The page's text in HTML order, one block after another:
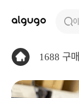
1688 구